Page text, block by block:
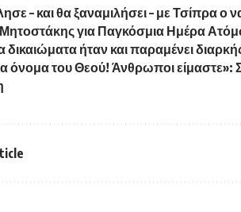
– και θα ξαναμιλήσει – με Τσίπρα
για Παγκόσμια Ημέρα
δικαιώματα ήταν και παραμένει
όνομα του Θεού! Άνθρωποι